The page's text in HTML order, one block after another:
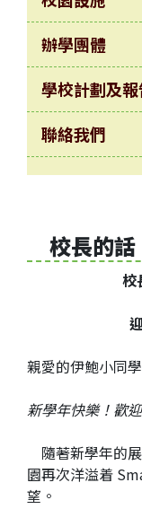
就
中
360
度
導
覽
Information
for
non-Chinese
辦學團體
學校計劃及報
聯絡我們
校長的話
校
親愛的伊鮑小同
新學年快樂！歡
隨著新學年的
園再次洋溢着
望。